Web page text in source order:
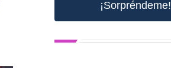
¡Sorpréndeme!